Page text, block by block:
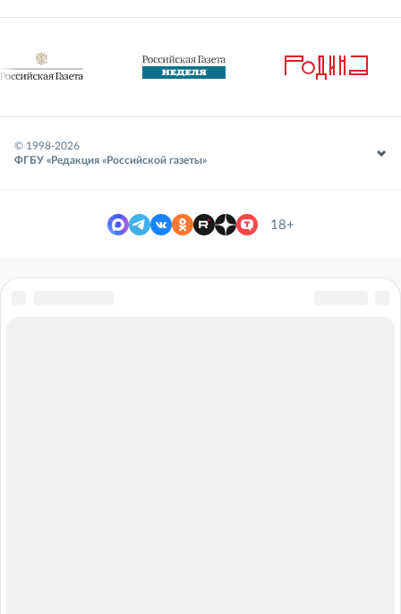
© 1998-2026
ФГБУ «Редакция «Российской газеты»
18+